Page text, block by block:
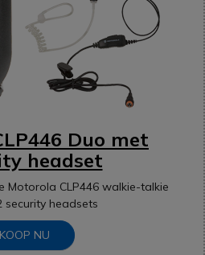
Duo met
headset
Motorola CLP446 walkie-talkie
security headsets
KOOP NU